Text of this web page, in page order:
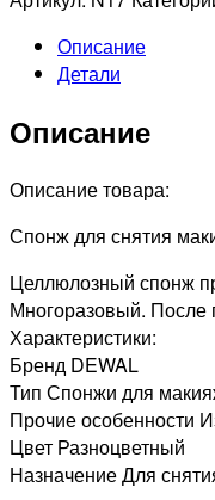
Спонж
для
макияжа
цветной,
Описание
Детали
Описание
Описание товара:
Спонж для снятия
Целлюлозный спонж
Многоразовый. После
Характеристики:
Бренд DEWAL
Тип Спонжи для
Прочие особенности
Цвет Разноцветный
Назначение Для